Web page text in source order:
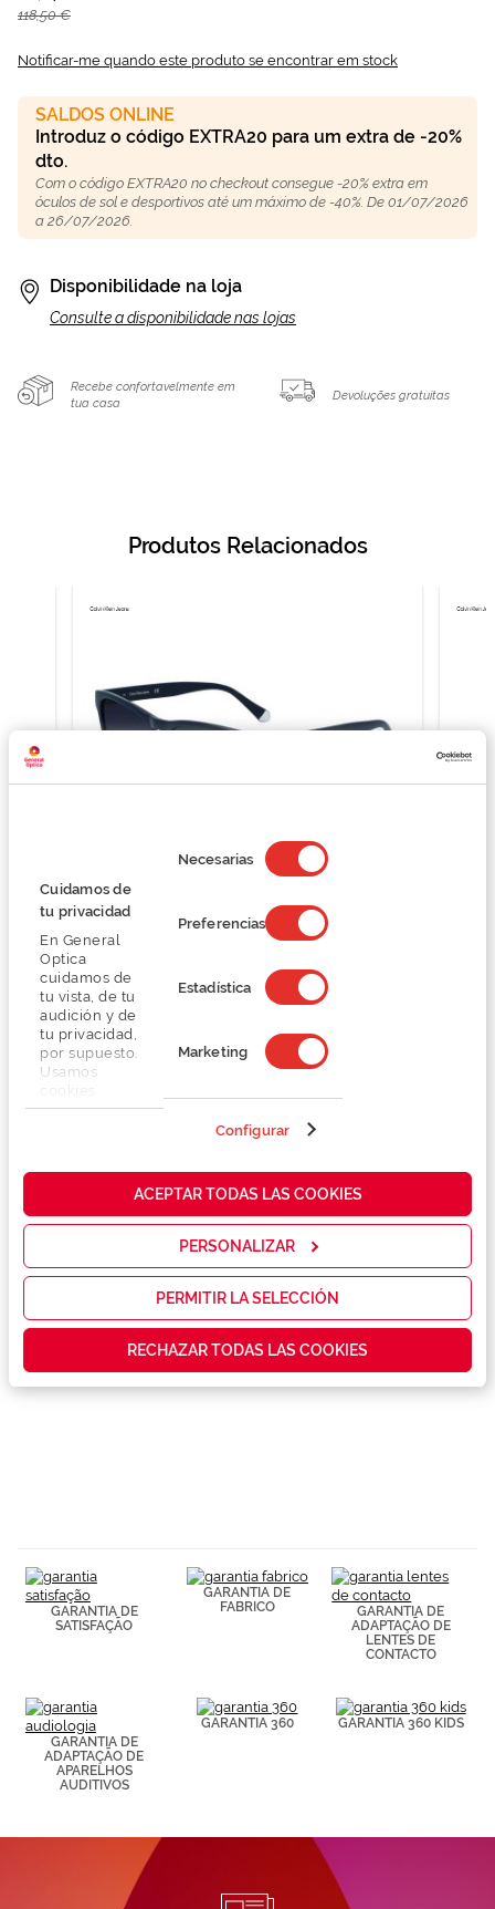
Cuidamos de
tu privacidad
En General
Optica
cuidamos de
tu vista, de tu
audición y de
tu privacidad,
por supuesto.
Usamos
propias y de
cómo mejorar
servicios y
las
que realmente
contenidos
personalizados
Puedes
consultar más
información en
nuestra
de
consentimiento
Necesarias
Preferencias
Estadística
Marketing
Configurar
ACEPTAR TODAS LAS COOKIES
PERSONALIZAR
PERMITIR LA SELECCIÓN
RECHAZAR TODAS LAS COOKIES
118,50 €
Notificar-me quando este produto se encontrar em stock
SALDOS ONLINE
Introduz o código EXTRA20 para um extra de -20%
dto.
Com o código EXTRA20 no checkout consegue -20% extra em
óculos de sol e desportivos até um máximo de -40%. De 01/07/2026
a 26/07/2026.
Disponibilidade na loja
Consulte a disponibilidade nas lojas
Recebe confortavelmente em
tua casa
Devoluções gratuitas
Produtos Relacionados
Calvin Klein Jeans CKJ21623S
77,24 €
Conselhos
Serviços exclusivos
GARANTIA DE
SATISFAÇÃO
GARANTIA DE
FABRICO
GARANTIA DE
ADAPTAÇÃO DE
LENTES DE
CONTACTO
GARANTIA DE
ADAPTAÇÃO DE
APARELHOS
AUDITIVOS
GARANTIA 360 GARANTIA 360 KIDS